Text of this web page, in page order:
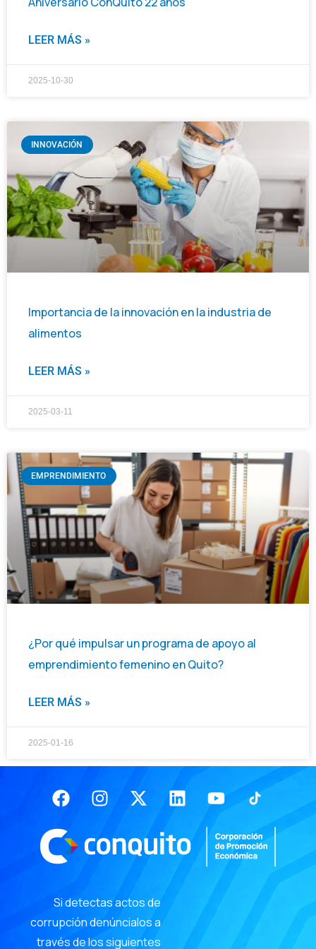
LEER MÁS »
2025-10-30
INNOVACIÓN
Importancia de la innovación en la industria de
alimentos
LEER MÁS »
2025-03-11
EMPRENDIMIENTO
¿Por qué impulsar un programa de apoyo al
emprendimiento femenino en Quito?
LEER MÁS »
2025-01-16
FacebookInstagram
X-
twitter
LinkedinYoutube
Si detectas actos de
corrupción denúncialos a
través de los siguientes